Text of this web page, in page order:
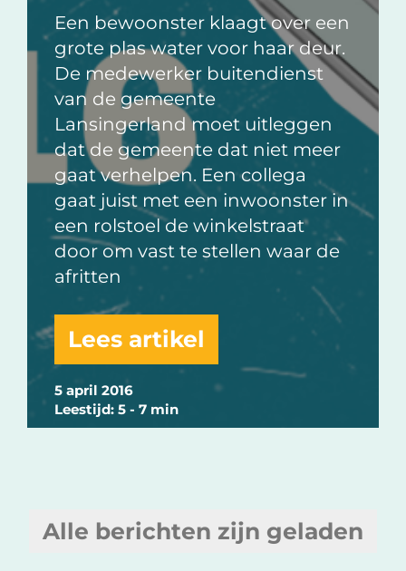
5 april 2016
Leestijd: 5 - 7 min
Een bewoonster klaagt over een
grote plas water voor haar deur.
De medewerker buitendienst
van de gemeente
Lansingerland moet uitleggen
dat de gemeente dat niet meer
gaat verhelpen. Een collega
gaat juist met een inwoonster in
een rolstoel de winkelstraat
door om vast te stellen waar de
afritten
Lees artikel
Alle berichten zijn geladen